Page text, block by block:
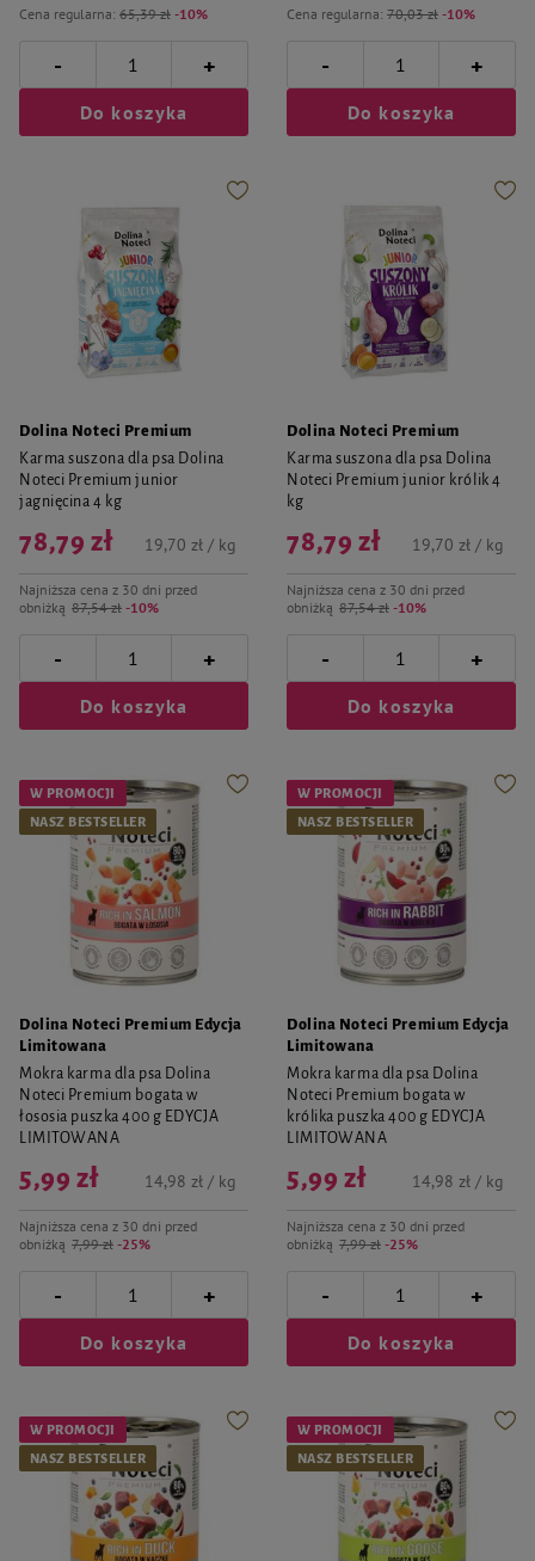
Cena regularna: 65,39 zł -10%
- +
Do koszyka
Cena regularna: 70,03 zł -10%
- +
Do koszyka
Dolina Noteci Premium
Karma suszona dla psa Dolina
Noteci Premium junior
jagnięcina 4 kg
Najniższa cena z 30 dni przed
obniżką 87,54 zł -10%
78,79 zł 19,70 zł / kg
- +
Do koszyka
Dolina Noteci Premium
Karma suszona dla psa Dolina
Noteci Premium junior królik 4
kg
Najniższa cena z 30 dni przed
obniżką 87,54 zł -10%
78,79 zł 19,70 zł / kg
- +
Do koszyka
W PROMOCJI
NASZ BESTSELLER
Dolina Noteci Premium Edycja
Limitowana
Mokra karma dla psa Dolina
Noteci Premium bogata w
łososia puszka 400 g EDYCJA
LIMITOWANA
Najniższa cena z 30 dni przed
obniżką 7,99 zł -25%
5,99 zł 14,98 zł / kg
- +
Do koszyka
W PROMOCJI
NASZ BESTSELLER
Dolina Noteci Premium Edycja
Limitowana
Mokra karma dla psa Dolina
Noteci Premium bogata w
królika puszka 400 g EDYCJA
LIMITOWANA
Najniższa cena z 30 dni przed
obniżką 7,99 zł -25%
5,99 zł 14,98 zł / kg
- +
Do koszyka
W PROMOCJI
NASZ BESTSELLER
W PROMOCJI
NASZ BESTSELLER